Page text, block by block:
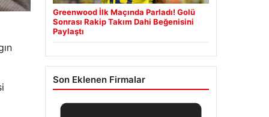
Greenwood İlk Maçında Parladı! Golü
Sonrası Rakip Takım Dahi Beğenisini
Paylaştı
Son Eklenen Firmalar